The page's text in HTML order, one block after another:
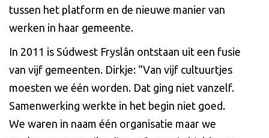
tussen het platform en de nieuwe manier van
werken in haar gemeente.
In 2011 is Súdwest Fryslân ontstaan uit een fusie
van vijf gemeenten. Dirkje: “Van vijf cultuurtjes
moesten we één worden. Dat ging niet vanzelf.
Samenwerking werkte in het begin niet goed.
We waren in naam één organisatie maar we